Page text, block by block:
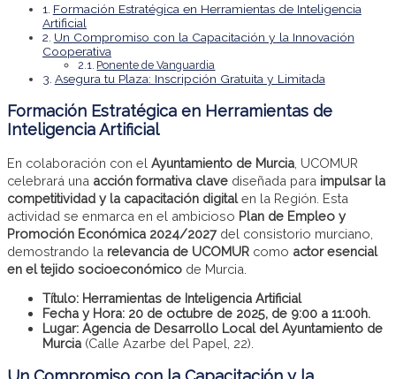
Formación Estratégica en Herramientas de Inteligencia
Artificial
Un Compromiso con la Capacitación y la Innovación
Cooperativa
Ponente de Vanguardia
Asegura tu Plaza: Inscripción Gratuita y Limitada
Formación Estratégica en Herramientas de
Inteligencia Artificial
En colaboración con el Ayuntamiento de Murcia , UCOMUR
celebrará una acción formativa clave diseñada para impulsar la
competitividad y la capacitación digitalen la Región. Esta
actividad se enmarca en el ambicioso Plan de Empleo y
Promoción Económica 2024/2027del consistorio murciano,
demostrando la relevancia de UCOMUR como actor esencial
en el tejido socioeconómico de Murcia.
Título: Herramientas de Inteligencia Artificial
Fecha y Hora: 20 de octubre de 2025, de 9:00 a 11:00h.
Lugar: Agencia de Desarrollo Local del Ayuntamiento de
Murcia (Calle Azarbe del Papel, 22).